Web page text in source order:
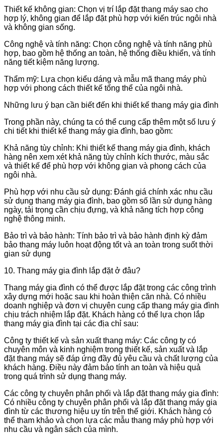
Thiết kế không gian: Chọn vị trí lắp đặt thang máy sao cho
hợp lý, không gian để lắp đặt phù hợp với kiến trúc ngôi nhà
và không gian sống.
Công nghệ và tính năng: Chọn công nghệ và tính năng phù
hợp, bao gồm hệ thống an toàn, hệ thống điều khiển, và tính
năng tiết kiệm năng lượng.
Thẩm mỹ: Lựa chọn kiểu dáng và mẫu mã thang máy phù
hợp với phong cách thiết kế tổng thể của ngôi nhà.
Những lưu ý bạn cần biết đến khi thiết kế thang máy gia đình
Trong phần này, chúng ta có thể cung cấp thêm một số lưu ý
chi tiết khi thiết kế thang máy gia đình, bao gồm:
Khả năng tùy chỉnh: Khi thiết kế thang máy gia đình, khách
hàng nên xem xét khả năng tùy chỉnh kích thước, màu sắc
và thiết kế để phù hợp với không gian và phong cách của
ngôi nhà.
Phù hợp với nhu cầu sử dụng: Đánh giá chính xác nhu cầu
sử dụng thang máy gia đình, bao gồm số lần sử dụng hàng
ngày, tải trọng cần chịu đựng, và khả năng tích hợp công
nghệ thông minh.
Bảo trì và bảo hành: Tính bảo trì và bảo hành định kỳ đảm
bảo thang máy luôn hoạt động tốt và an toàn trong suốt thời
gian sử dụng
10. Thang máy gia đình lắp đặt ở đâu?
Thang máy gia đình có thể được lắp đặt trong các công trình
xây dựng mới hoặc sau khi hoàn thiện căn nhà. Có nhiều
doanh nghiệp và đơn vị chuyên cung cấp thang máy gia đình
chịu trách nhiệm lắp đặt. Khách hàng có thể lựa chọn lắp
thang máy gia đình tại các địa chỉ sau:
Công ty thiết kế và sản xuất thang máy: Các công ty có
chuyên môn và kinh nghiệm trong thiết kế, sản xuất và lắp
đặt thang máy sẽ đáp ứng đầy đủ yêu cầu và chất lượng của
khách hàng. Điều này đảm bảo tính an toàn và hiệu quả
trong quá trình sử dụng thang máy.
Các công ty chuyên phân phối và lắp đặt thang máy gia đình:
Có nhiều công ty chuyên phân phối và lắp đặt thang máy gia
đình từ các thương hiệu uy tín trên thế giới. Khách hàng có
thể tham khảo và chọn lựa các mẫu thang máy phù hợp với
nhu cầu và ngân sách của mình.